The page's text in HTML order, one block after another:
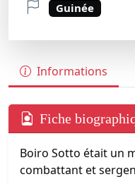
Guinée
Informations
Fiche
Boiro Sotto était un
combattant et